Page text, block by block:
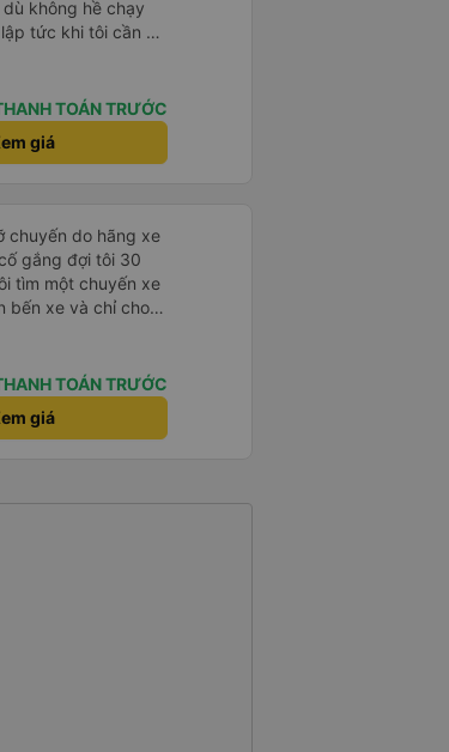
không hề chạy
tức khi tôi cần đi
thấy hoàn toàn an
TOÁN TRƯỚC
giá
chuyến do hãng xe
gắng đợi tôi 30
tìm một chuyến xe
bến xe và chỉ cho
TOÁN TRƯỚC
giá